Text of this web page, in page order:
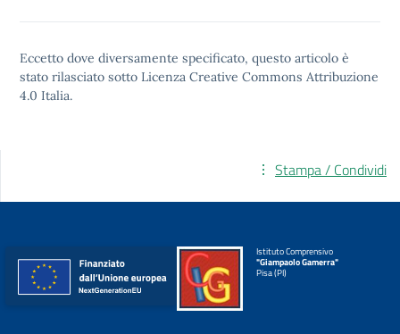
Eccetto dove diversamente specificato, questo articolo è
stato rilasciato sotto Licenza Creative Commons Attribuzione
4.0 Italia.
Stampa / Condividi
Istituto Comprensivo
"Giampaolo Gamerra"
Pisa (PI)